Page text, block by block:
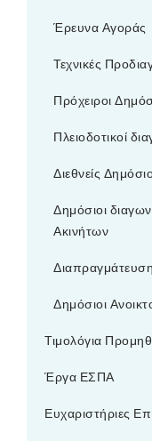
Έρευνα Αγοράς
Τεχνικές
Πρόχειροι
Πλειοδοτικοί
Διεθνείς
Δημόσιοι
Ακινήτων
Διαπραγμάτευση
Δημόσιοι
Τιμολόγια
Έργα ΕΣΠΑ
Ευχαριστήριες